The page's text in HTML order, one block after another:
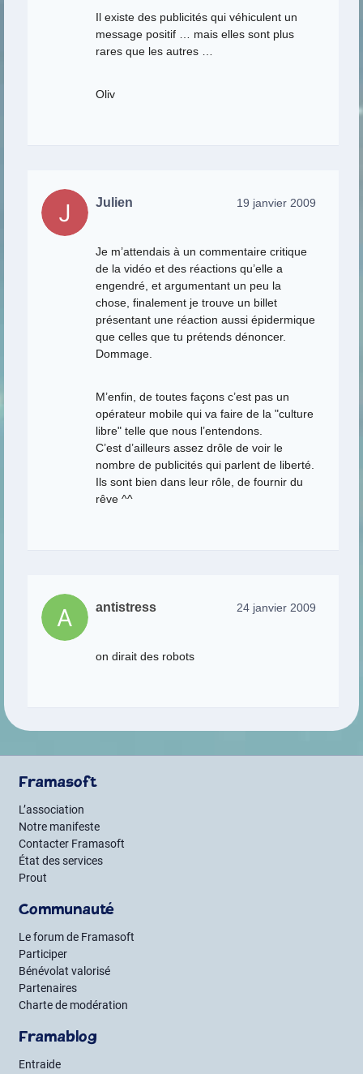
Il existe des publicités qui véhiculent un
message positif … mais elles sont plus
rares que les autres …
Oliv
Julien 19 janvier 2009
Je m’attendais à un commentaire critique
de la vidéo et des réactions qu’elle a
engendré, et argumentant un peu la
chose, finalement je trouve un billet
présentant une réaction aussi épidermique
que celles que tu prétends dénoncer.
Dommage.
M’enfin, de toutes façons c’est pas un
opérateur mobile qui va faire de la "culture
libre" telle que nous l’entendons.
C’est d’ailleurs assez drôle de voir le
nombre de publicités qui parlent de liberté.
Ils sont bien dans leur rôle, de fournir du
rêve ^^
antistress 24 janvier 2009
on dirait des robots
Framasoft
L’association
Notre manifeste
Contacter Framasoft
État des services
Prout
Communauté
Le forum de Framasoft
Participer
Bénévolat valorisé
Partenaires
Charte de modération
Framablog
Entraide